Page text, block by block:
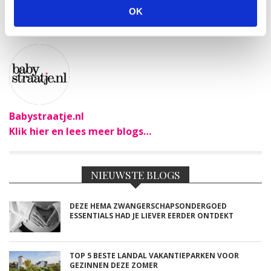
OK
cadeau iets dat echt indruk maakt en lang wordt
gekoesterd.
Babystraatje.nl
Klik hier en lees meer blogs…
NIEUWSTE BLOGS
DEZE HEMA ZWANGERSCHAPSONDERGOED
ESSENTIALS HAD JE LIEVER EERDER ONTDEKT
TOP 5 BESTE LANDAL VAKANTIEPARKEN VOOR
GEZINNEN DEZE ZOMER